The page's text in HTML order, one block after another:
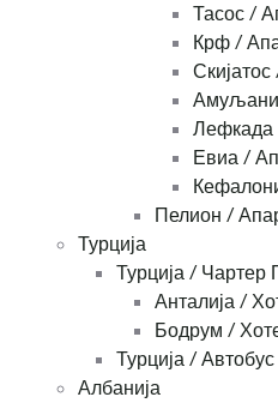
Тасос /
Крф /
Лефкада
Евиа /
Пелион /
Турција
Турција / Чартер
Анталија /
Бодрум /
Турција / Автобус
Албанија